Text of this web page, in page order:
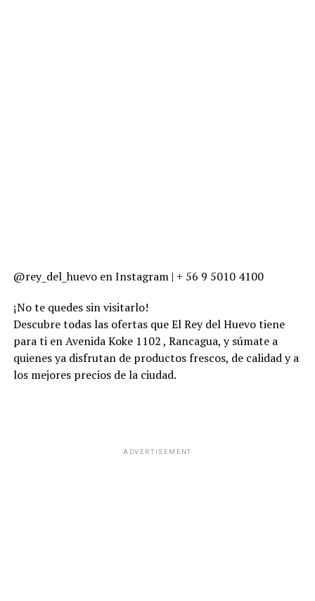
@rey_del_huevo en Instagram | + 56 9 5010 4100
¡No te quedes sin visitarlo!
Descubre todas las ofertas que El Rey del Huevo tiene
para ti en Avenida Koke 1102 , Rancagua, y súmate a
quienes ya disfrutan de productos frescos, de calidad y a
los mejores precios de la ciudad.
ADVERTISEMENT